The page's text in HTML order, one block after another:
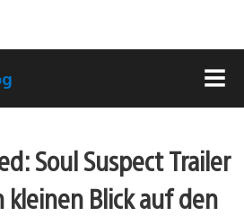
Soul Suspect Trailer
Blick auf den